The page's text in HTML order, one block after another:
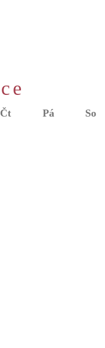
ČtČtvrtekPáPátek So